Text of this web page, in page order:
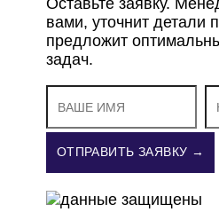
Оставьте заявку.
вами, уточнит детали
предложит
задач.
ОТПРАВИТЬ ЗАЯВКУ →